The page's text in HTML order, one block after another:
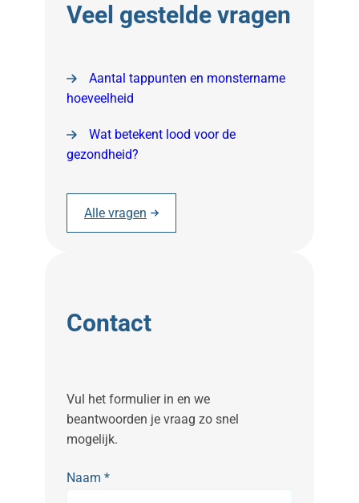
Veel gestelde vragen
Aantal tappunten en monstername
hoeveelheid
Wat betekent lood voor de
gezondheid?
Alle vragen
Contact
Vul het formulier in en we
beantwoorden je vraag zo snel
mogelijk.
Naam *